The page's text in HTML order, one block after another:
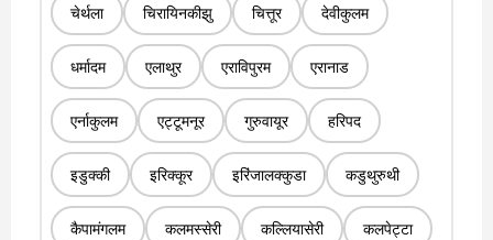
चेर्थला चिरायिनकीझु चित्तूर देवीकुलम
धर्मादम एलाथुर एराविपुरम एरानाड
एर्नाकुलम एट्टूमनूर गुरुवायूर हरिपद
इडुक्की इरिक्कूर इरिंजालक्कुडा कडुथुरुथी
कैपामंगलम कलमस्सेरी कल्लियासेरी कलपेट्टा